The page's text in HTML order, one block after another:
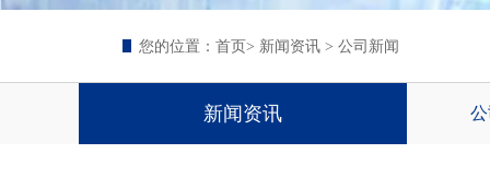
您的位置： 首页> 新闻资讯 > 公司新闻
新闻资讯